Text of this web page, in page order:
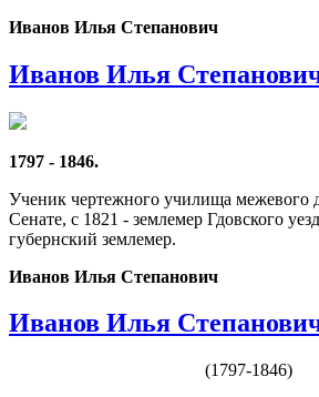
Иванов Илья Степанович
Иванов Илья
1797 - 1846.
Ученик чертежного училища межевого
Сенате, с 1821 - землемер Гдовского
губернский землемер.
Иванов Илья Степанович
Иванов Илья
(1797-1846)